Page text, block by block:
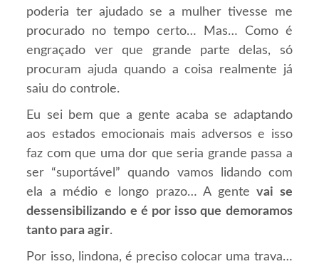
poderia ter ajudado se a mulher tivesse me
procurado no tempo certo… Mas… Como é
engraçado ver que grande parte delas, só
procuram ajuda quando a coisa realmente já
saiu do controle.
Eu sei bem que a gente acaba se adaptando
aos estados emocionais mais adversos e isso
faz com que uma dor que seria grande passa a
ser “suportável” quando vamos lidando com
ela a médio e longo prazo… A gentevai se
dessensibilizando e é por isso que demoramos
tanto para agir.
Por isso, lindona, é preciso colocar uma trava…